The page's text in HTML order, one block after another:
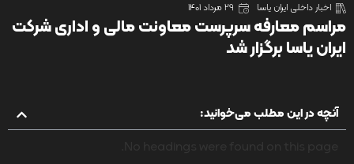
اخبار داخلی ایران یاسا 29 مرداد 1401
مراسم معارفه سرپرست معاونت مالی و اداری شرکت
ایران یاسا برگزار شد
آنچه در این مطلب می‌خوانید: